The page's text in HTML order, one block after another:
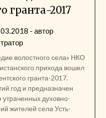
гранта-2017
- автор
волостного села» НКО
прихода вошел
гранта-2017.
год и предназначен
утраченных духовно-
жителей села Усть-